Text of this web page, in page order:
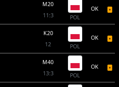
M20
11:3
POL
OK
K20
12
POL
OK
M40
13:3
POL
OK